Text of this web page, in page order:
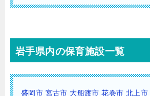
岩手県内の保育施設一覧
盛岡市 宮古市 大船渡市 花巻市 北上市